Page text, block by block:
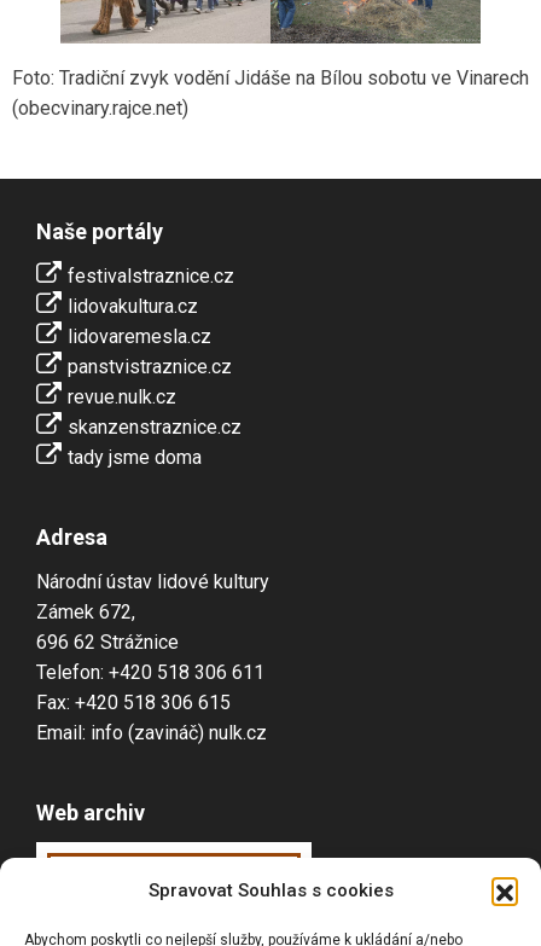
Spravovat Souhlas s cookies
Abychom poskytli co nejlepší služby, používáme k ukládání a/nebo
Foto: Tradiční zvyk vodění Jidáše na Bílou sobotu ve Vinarech
(obecvinary.rajce.net)
Naše portály
festivalstraznice.cz
lidovakultura.cz
lidovaremesla.cz
panstvistraznice.cz
revue.nulk.cz
skanzenstraznice.cz
tady jsme doma
Adresa
Národní ústav lidové kultury
Zámek 672,
696 62 Strážnice
Telefon: +420 518 306 611
Fax: +420 518 306 615
Email: info (zavináč) nulk.cz
Web archiv
Webarchivováno